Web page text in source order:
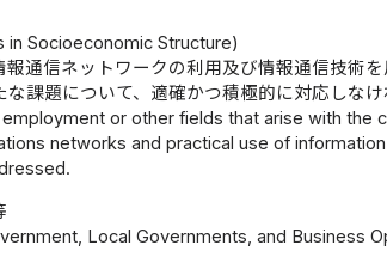
in Socioeconomic Structure)
通信ネットワークの利用及び情報通信技術
課題について、適確かつ積極的に対応しなけ
or other fields that arise with the
networks and practical use of
Local Governments, and Business